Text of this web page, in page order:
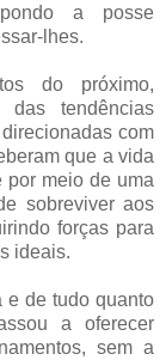
a posse
lhes.
do próximo,
das tendências
com
que a vida
por meio de uma
sobreviver aos
forças para
ideais.
e de tudo quanto
a oferecer
sem a